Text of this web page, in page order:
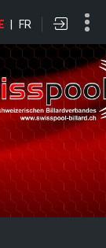
| FR